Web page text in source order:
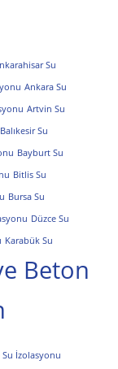
Su
Ankara Su
Artvin Su
Balıkesir Su
Bayburt Su
Bitlis Su
Bursa Su
Düzce Su
Karabük Su
Beton
Su İzolasyonu